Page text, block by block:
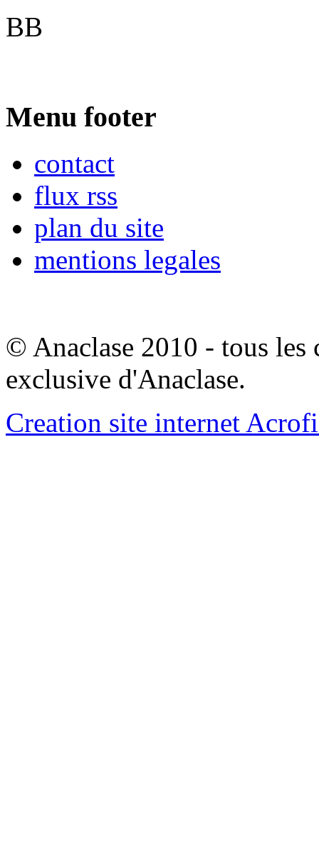
BB
Menu footer
contact
flux rss
plan du site
mentions legales
© Anaclase 2010 - tous les
exclusive d'Anaclase.
Creation site internet